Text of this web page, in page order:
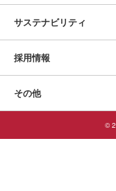
サステナビリティ
採用情報
その他
©